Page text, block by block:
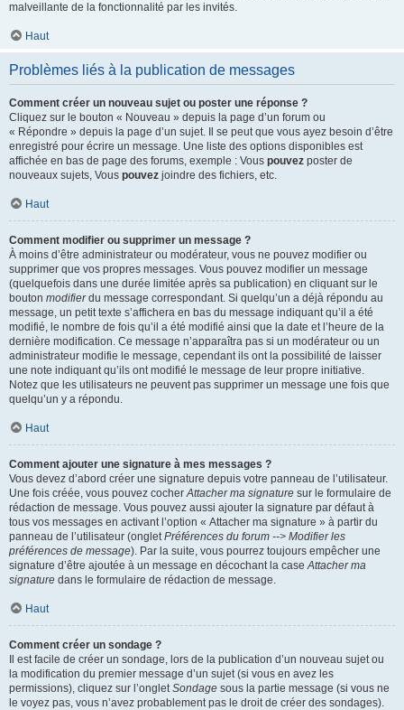
malveillante de la fonctionnalité par les invités.
Haut
Problèmes liés à la publication de messages
Comment créer un nouveau sujet ou poster une réponse ?
Cliquez sur le bouton « Nouveau » depuis la page d’un forum ou
« Répondre » depuis la page d’un sujet. Il se peut que vous ayez besoin d’être
enregistré pour écrire un message. Une liste des options disponibles est
affichée en bas de page des forums, exemple : Vous pouvez poster de
nouveaux sujets, Vous pouvez joindre des fichiers, etc.
Haut
Comment modifier ou supprimer un message ?
À moins d’être administrateur ou modérateur, vous ne pouvez modifier ou
supprimer que vos propres messages. Vous pouvez modifier un message
(quelquefois dans une durée limitée après sa publication) en cliquant sur le
bouton modifierdu message correspondant. Si quelqu’un a déjà répondu au
message, un petit texte s’affichera en bas du message indiquant qu’il a été
modifié, le nombre de fois qu’il a été modifié ainsi que la date et l’heure de la
dernière modification. Ce message n’apparaîtra pas si un modérateur ou un
administrateur modifie le message, cependant ils ont la possibilité de laisser
une note indiquant qu’ils ont modifié le message de leur propre initiative.
Notez que les utilisateurs ne peuvent pas supprimer un message une fois que
quelqu’un y a répondu.
Haut
Comment ajouter une signature à mes messages ?
Vous devez d’abord créer une signature depuis votre panneau de l’utilisateur.
Une fois créée, vous pouvez cocherAttacher ma signature sur le formulaire de
rédaction de message. Vous pouvez aussi ajouter la signature par défaut à
tous vos messages en activant l’option « Attacher ma signature » à partir du
panneau de l’utilisateur (ongletPréférences du forum --> Modifier les
préférences de message). Par la suite, vous pourrez toujours empêcher une
signature d’être ajoutée à un message en décochant la caseAttacher ma
signature dans le formulaire de rédaction de message.
Haut
Comment créer un sondage ?
Il est facile de créer un sondage, lors de la publication d’un nouveau sujet ou
la modification du premier message d’un sujet (si vous en avez les
permissions), cliquez sur l’ongletSondage sous la partie message (si vous ne
le voyez pas, vous n’avez probablement pas le droit de créer des sondages).